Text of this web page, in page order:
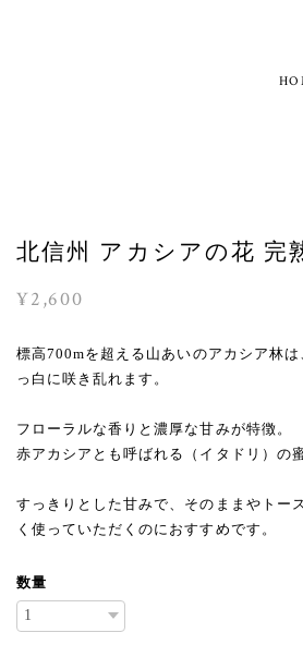
北信州 アカシアの花 完
¥2,600
標高700mを超える山あいのアカシア林
っ白に咲き乱れます。
フローラルな香りと濃厚な甘みが特徴。
赤アカシアとも呼ばれる（イタドリ）の
すっきりとした甘みで、そのままやトー
く使っていただくのにおすすめです。
数量